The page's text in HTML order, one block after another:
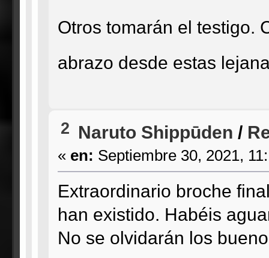
Otros tomarán el testigo.
abrazo desde estas
2 Naruto Shippūden /
« en: Septiembre 30, 2021,
Extraordinario broche
han existido. Habéis
No se olvidarán los